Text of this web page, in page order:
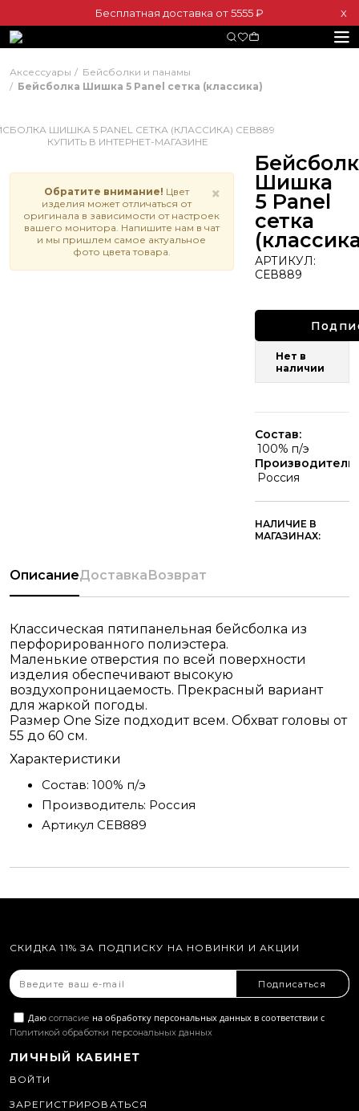
Бесплатная доставка от 5555 ₽ Х
Аксессуары
Бейсболки и панамы
Бейсболка Шишка 5 Panel сетка (классика)
×
Обратите внимание! Цвет
изделия может отличаться от
оригинала в зависимости от настроек
вашего монитора. Напишите нам в чат
и мы пришлем самое актуальное
фото цвета товара.
Шишка
5 Panel
сетка
АРТИКУЛ:
СЕВ889
Нет в
наличии
Состав:
100% п/э
Производитель:
Россия
НАЛИЧИЕ В
МАГАЗИНАХ:
ОписаниеДоставкаВозврат
Классическая пятипанельная бейсболка из
перфорированного полиэстера.
Маленькие отверстия по всей поверхности
изделия обеспечивают высокую
воздухопроницаемость. Прекрасный вариант
для жаркой погоды.
Размер One Size подходит всем. Обхват головы от
55 до 60 см.
Характеристики
Состав: 100% п/э
Производитель: Россия
Артикул СЕВ889
СКИДКА 11% ЗА ПОДПИСКУ НА НОВИНКИ И АКЦИИ
Подписаться
Даю согласие на обработку персональных данных в соответствии с
Политикой обработки персональных данных
ЛИЧНЫЙ КАБИНЕТ
ВОЙТИ
ЗАРЕГИСТРИРОВАТЬСЯ